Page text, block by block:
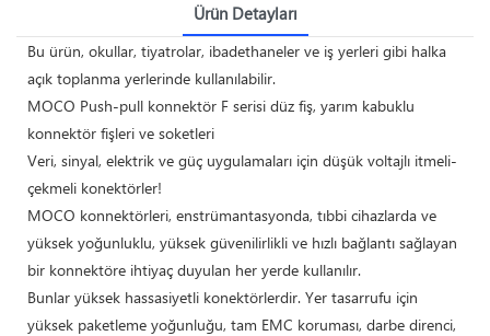
Ürün Detayları
Bu ürün, okullar, tiyatrolar, ibadethaneler ve iş yerleri gibi halka
açık toplanma yerlerinde kullanılabilir.
MOCO Push-pull konnektör F serisi düz fiş, yarım kabuklu
konnektör fişleri ve soketleri
Veri, sinyal, elektrik ve güç uygulamaları için düşük voltajlı itmeli-
çekmeli konektörler!
MOCO konnektörleri, enstrümantasyonda, tıbbi cihazlarda ve
yüksek yoğunluklu, yüksek güvenilirlikli ve hızlı bağlantı sağlayan
bir konnektöre ihtiyaç duyulan her yerde kullanılır.
Bunlar yüksek hassasiyetli konektörlerdir. Yer tasarrufu için
yüksek paketleme yoğunluğu, tam EMC koruması, darbe direnci,